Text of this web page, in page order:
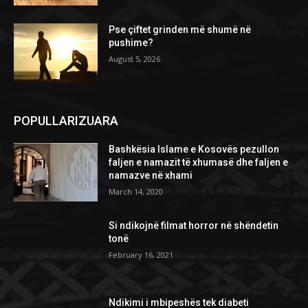
Pse çiftet grinden më shumë në
pushime?
August 5, 2026
POPULLARIZUARA
Bashkësia Islame e Kosovës pezullon
faljen e namazit të xhumasë dhe faljen e
namazve në xhami
March 14, 2020
Si ndikojnë filmat horror në shëndetin
tonë
February 16, 2021
Ndikimi i mbipeshës tek diabeti